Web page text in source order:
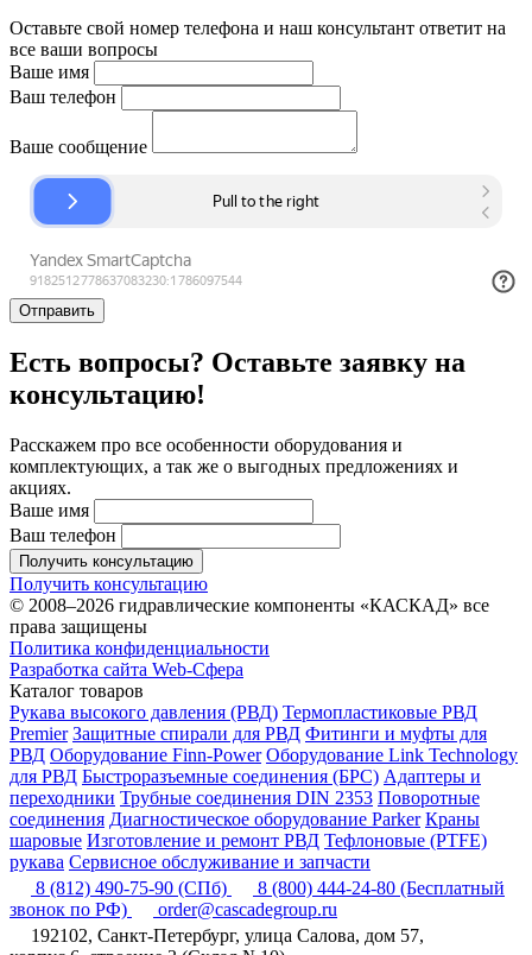
Оставьте свой номер телефона и наш консультант ответит на
все ваши вопросы
Ваше имя
Ваш телефон
Ваше сообщение
Отправить
Есть вопросы? Оставьте заявку на
консультацию!
Расскажем про все особенности оборудования и
комплектующих, а так же о выгодных предложениях и
акциях.
Ваше имя
Ваш телефон
Получить консультацию
Получить консультацию
© 2008–2026 гидравлические компоненты «КАСКАД» все
права защищены
Политика конфиденциальности
Разработка сайта Web-Сфера
Каталог товаров
Рукава высокого давления (РВД) Термопластиковые РВД
Premier Защитные спирали для РВД Фитинги и муфты для
РВД Оборудование Finn-Power Оборудование Link Technology
для РВД Быстроразъемные соединения (БРС) Адаптеры и
переходники Трубные соединения DIN 2353 Поворотные
соединения Диагностическое оборудование Parker Краны
шаровые Изготовление и ремонт РВД Тефлоновые (PTFE)
рукава Сервисное обслуживание и запчасти
8 (812) 490-75-90 (СПб) 8 (800) 444-24-80 (Бесплатный
звонок по РФ)
order@cascadegroup.ru
192102, Санкт-Петербург, улица Салова, дом 57,